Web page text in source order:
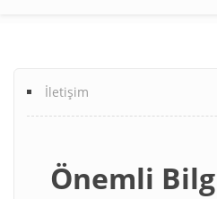
Footer
İletişim
Önemli